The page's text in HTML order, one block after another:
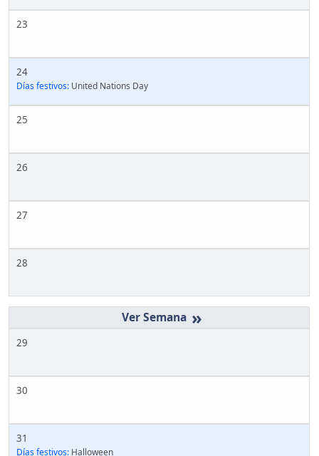
23
24
Días festivos: United Nations Day
25
26
27
28
»
29
30
31
Días festivos: Halloween